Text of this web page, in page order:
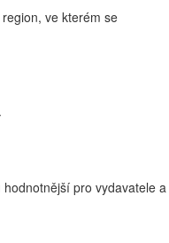
ve kterém se
pro vydavatele a